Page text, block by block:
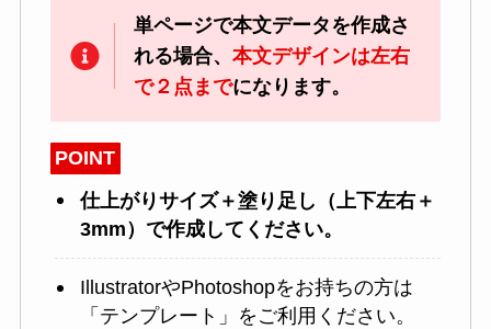
単ページで本文データを作成さ
れる場合、 本文デザインは左右
で２点までになります。
POINT
仕上がりサイズ＋塗り足し（上下左右＋
3mm）で作成してください。
IllustratorやPhotoshopをお持ちの方は
「テンプレート」をご利用ください。